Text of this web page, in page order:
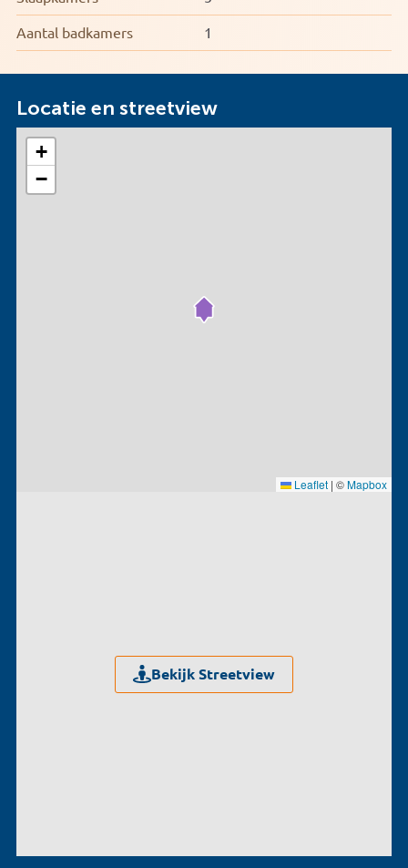
Aantal badkamers 1
Locatie en streetview
+
−
Leaflet | ©Mapbox
Bekijk Streetview